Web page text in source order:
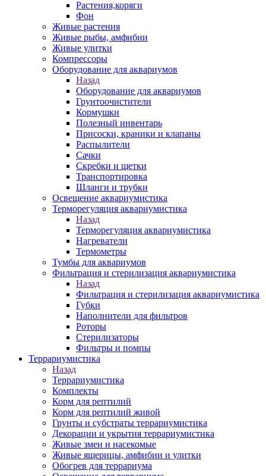
Растения,коряги
Фон
Живые растения
Живые рыбы, амфибии
Живые улитки
Компрессоры
Оборудование для аквариумов
Назад
Оборудование для аквариумов
Грунтоочистители
Кормушки
Полезный инвентарь
Присоски, краники и клапаны
Распылители
Сачки
Скребки и щетки
Транспортировка
Шланги и трубки
Освещение аквариумистика
Терморегуляция аквариумистика
Назад
Терморегуляция аквариумистика
Нагреватели
Термометры
Тумбы для аквариумов
Фильтрация и стерилизация аквариумистика
Назад
Фильтрация и стерилизация аквариумистика
Губки
Наполнители для фильтров
Роторы
Стерилизаторы
Фильтры и помпы
Террариумистика
Назад
Террариумистика
Комплекты
Корм для рептилий
Корм для рептилий живой
Грунты и субстраты террариумистика
Декорации и укрытия террариумистика
Живые змеи и насекомые
Живые ящерицы, амфибии и улитки
Обогрев для террариума